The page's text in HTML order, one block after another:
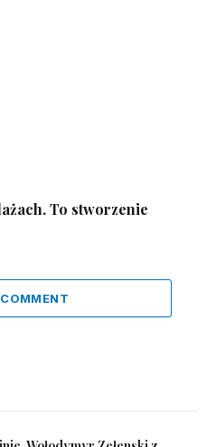
To stworzenie